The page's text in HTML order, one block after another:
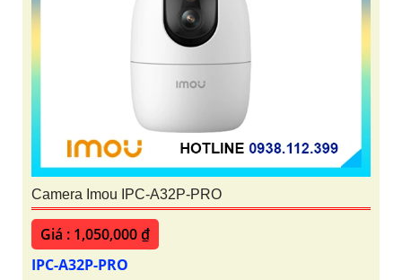
Camera Imou IPC-A32P-PRO
Giá : 1,050,000 ₫
IPC-A32P-PRO